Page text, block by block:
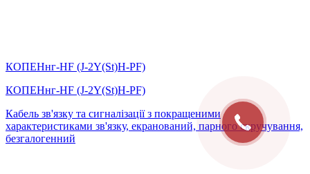
КОПЕНнг-HF (J-2Y(St)Н-PF)
КОПЕНнг-HF (J-2Y(St)Н-PF)
Кабель зв'язку та сигналізації з покращеними
характеристиками зв'язку, екранований, парного скручування,
безгалогенний